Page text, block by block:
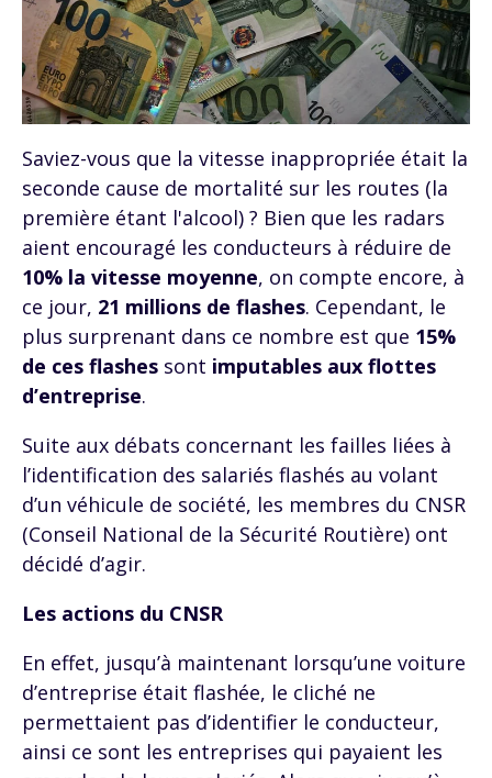
Saviez-vous que la vitesse inappropriée était la
seconde cause de mortalité sur les routes (la
première étant l'alcool) ? Bien que les radars
aient encouragé les conducteurs à réduire de
10% la vitesse moyenne, on compte encore, à
ce jour, 21 millions de flashes. Cependant, le
plus surprenant dans ce nombre est que 15%
de ces flashes sont imputables aux flottes
d’entreprise.
Suite aux débats concernant les failles liées à
l’identification des salariés flashés au volant
d’un véhicule de société, les membres du CNSR
(Conseil National de la Sécurité Routière) ont
décidé d’agir.
Les actions du CNSR
En effet, jusqu’à maintenant lorsqu’une voiture
d’entreprise était flashée, le cliché ne
permettaient pas d’identifier le conducteur,
ainsi ce sont les entreprises qui payaient les